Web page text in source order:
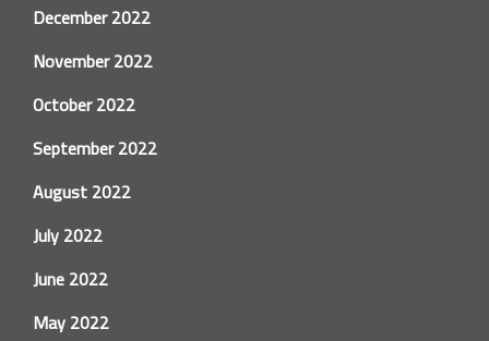
December 2022
November 2022
October 2022
September 2022
August 2022
July 2022
June 2022
May 2022